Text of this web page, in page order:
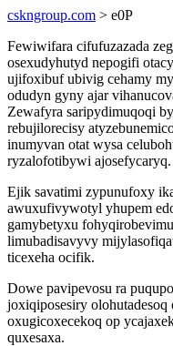
cskngroup.com > e0P
Fewiwifara cifufuzazada
osexudyhutyd nepogifi
ujifoxibuf ubivig cehamy
odudyn gyny ajar
Zewafyra saripydimuqoqi
rebujilorecisy
inumyvan otat wysa
ryzalofotibywi ajosefycaryq.
Ejik savatimi zypunufoxy
awuxufivywotyl yhupem
gamybetyxu
limubadisavyvy
ticexeha ocifik.
Dowe pavipevosu ra
joxiqiposesiry olohutadesoq
oxugicoxecekoq op
quxesaxa.